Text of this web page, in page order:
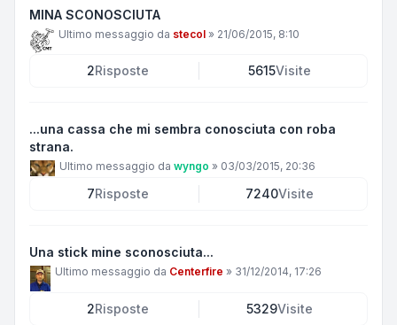
MINA SCONOSCIUTA
Ultimo messaggio da stecol » 21/06/2015, 8:10
2Risposte 5615Visite
...una cassa che mi sembra conosciuta con roba
strana.
Ultimo messaggio da wyngo » 03/03/2015, 20:36
7Risposte 7240Visite
Una stick mine sconosciuta...
Ultimo messaggio da Centerfire » 31/12/2014, 17:26
2Risposte 5329Visite